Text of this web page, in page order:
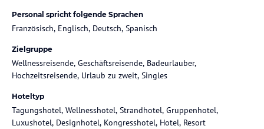
Personal spricht folgende Sprachen
Französisch, Englisch, Deutsch, Spanisch
Zielgruppe
Wellnessreisende, Geschäftsreisende, Badeurlauber,
Hochzeitsreisende, Urlaub zu zweit, Singles
Hoteltyp
Tagungshotel, Wellnesshotel, Strandhotel, Gruppenhotel,
Luxushotel, Designhotel, Kongresshotel, Hotel, Resort